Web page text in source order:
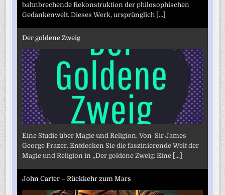
bahnbrechende Rekonstruktion der philosophischen
Gedankenwelt. Dieses Werk, ursprünglich
[...]
Der goldene Zweig
Eine Studie über Magie und Religion. Von Sir James
George Frazer. Entdecken Sie die faszinierende Welt der
Magie und Religion in „Der goldene Zweig: Eine [...]
John Carter – Rückkehr zum Mars